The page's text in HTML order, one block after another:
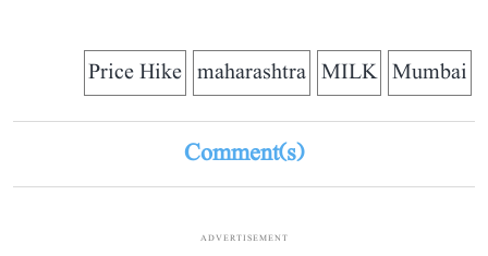
Mumbai
MILK
maharashtra
Price Hike
Comment(s)
ADVERTISEMENT